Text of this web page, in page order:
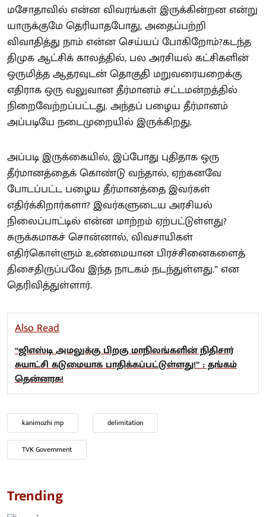
மசோதாவில் என்ன விவரங்கள் இருக்கின்றன என்று
யாருக்குமே தெரியாதபோது, அதைப்பற்றி
விவாதித்து நாம் என்ன செய்யப் போகிறோம்?கடந்த
திமுக ஆட்சிக் காலத்தில், பல அரசியல் கட்சிகளின்
ஒருமித்த ஆதரவுடன் தொகுதி மறுவரையறைக்கு
எதிராக ஒரு வலுவான தீர்மானம் சட்டமன்றத்தில்
நிறைவேற்றப்பட்டது. அந்தப் பழைய தீர்மானம்
அப்படியே நடைமுறையில் இருக்கிறது.
அப்படி இருக்கையில், இப்போது புதிதாக ஒரு
தீர்மானத்தைக் கொண்டு வந்தால், ஏற்கனவே
போடப்பட்ட பழைய தீர்மானத்தை இவர்கள்
எதிர்க்கிறார்களா? இவர்களுடைய அரசியல்
நிலைப்பாட்டில் என்ன மாற்றம் ஏற்பட்டுள்ளது?
சுருக்கமாகச் சொன்னால், விவசாயிகள்
எதிர்கொள்ளும் உண்மையான பிரச்சினைகளைத்
திசைதிருப்பவே இந்த நாடகம் நடந்துள்ளது.” என
தெரிவித்துள்ளார்.
Also Read
“ஜிஎஸ்டி அமலுக்கு பிறகு மாநிலங்களின் நிதிசார்
சுயாட்சி கடுமையாக பாதிக்கப்பட்டுள்ளது!” : தங்கம்
தென்னரசு!
kanimozhi mp delimitation
TVK Government
Trending